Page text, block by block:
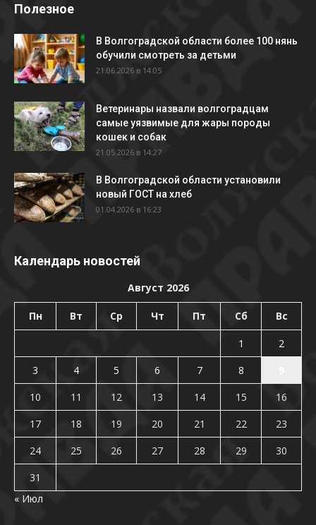
Полезное
В Волгоградской области более 100 нянь
обучили смотреть за детьми
21.06.2026 в 14:05
Ветеринары назвали волгоградцам
самые уязвимые для жары породы
кошек и собак
21.05.2026 в 14:27
В Волгоградской области установили
новый ГОСТ на хлеб
01.04.2026 в 16:23
Календарь новостей
Август 2026
Пн Вт Ср Чт Пт Сб Вс
1
2
3
4 5 6 7 8
10
11 12 13 14 15
16
17
18 19 20 21 22
23
24
25 26 27 28 29
30
31
« Июл